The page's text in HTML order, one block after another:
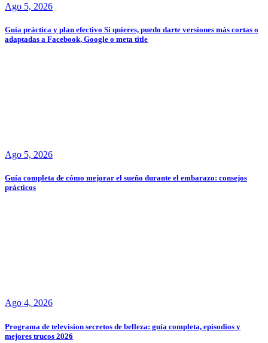
Ago 5, 2026
Guía práctica y plan efectivo Si quieres, puedo darte versiones más cortas o
adaptadas a Facebook, Google o meta title
Ago 5, 2026
Guía completa de cómo mejorar el sueño durante el embarazo: consejos
prácticos
Ago 4, 2026
Programa de television secretos de belleza: guía completa, episodios y
mejores trucos 2026